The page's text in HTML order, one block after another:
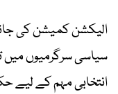
الیکشن کمیشن کی
سیاسی سرگرمیوں میں
انتخابی مہم کے